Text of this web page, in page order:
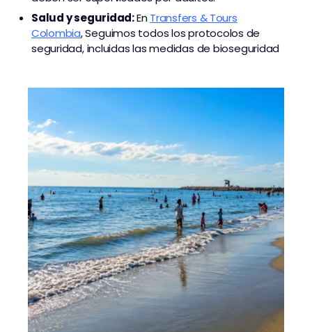
Salud y seguridad:EnTransfers & Tours
Colombia,Seguimos todos los protocolos de
seguridad, incluidas las medidas de bioseguridad